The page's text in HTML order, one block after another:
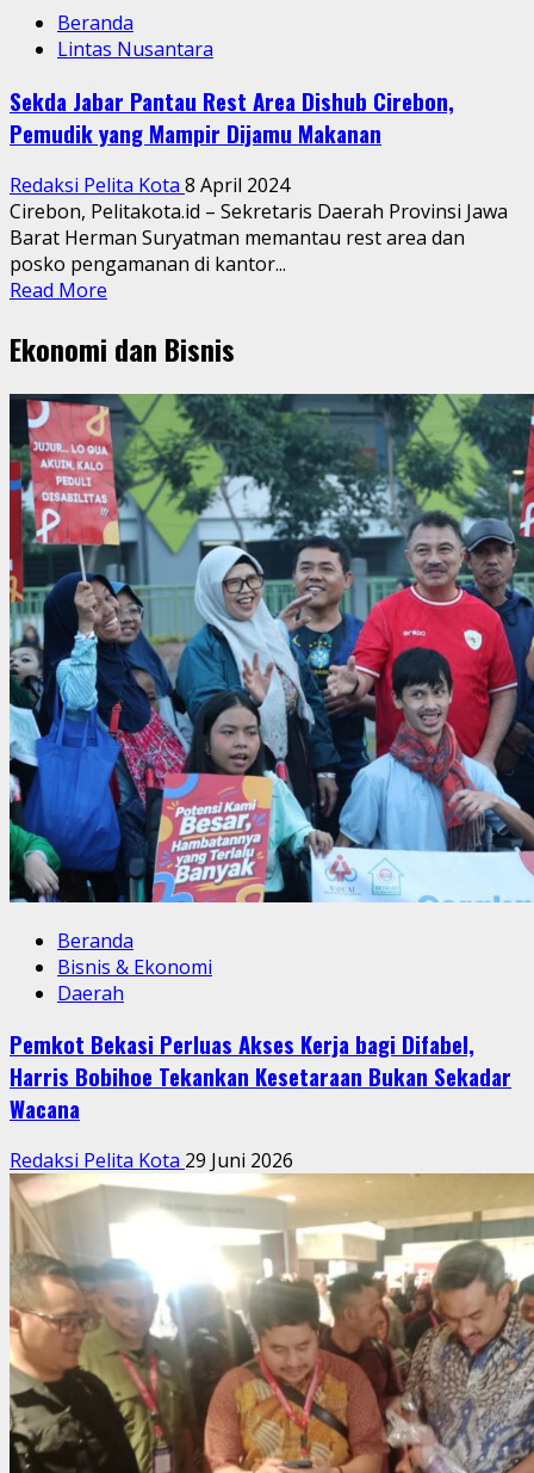
Beranda
Lintas Nusantara
Sekda Jabar Pantau Rest Area Dishub Cirebon,
Pemudik yang Mampir Dijamu Makanan
Redaksi Pelita Kota 8 April 2024
Cirebon, Pelitakota.id – Sekretaris Daerah Provinsi Jawa
Barat Herman Suryatman memantau rest area dan
posko pengamanan di kantor...
Read More
about
Sekda
Jabar
Pantau
Rest
Area
Dishub
Cirebon,
Pemudik
yang
Mampir
Dijamu
Makanan
Ekonomi dan Bisnis
Beranda
Bisnis & Ekonomi
Daerah
Pemkot Bekasi Perluas Akses Kerja bagi Difabel,
Harris Bobihoe Tekankan Kesetaraan Bukan Sekadar
Wacana
Redaksi Pelita Kota 29 Juni 2026